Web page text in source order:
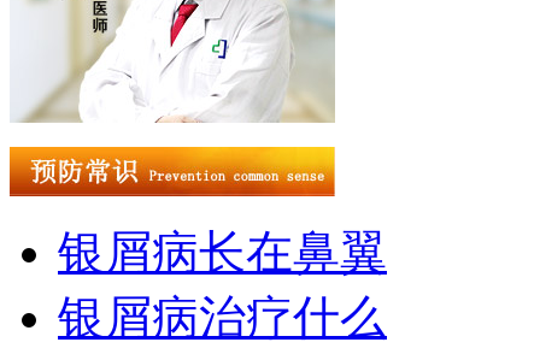
银屑病长在鼻翼
银屑病治疗什么